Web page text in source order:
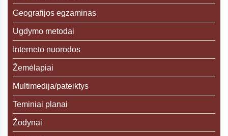
Geografijos egzaminas
Ugdymo metodai
Interneto nuorodos
Žemėlapiai
Multimedija/pateiktys
Teminiai planai
Žodynai